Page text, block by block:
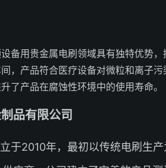
备用贵金属电刷领域具有独特优势
，产品符合医疗设备对微粒和离子污
了产品在腐蚀性环境中的使用寿命。
品有限公司
于2010年，最初以传统电刷生